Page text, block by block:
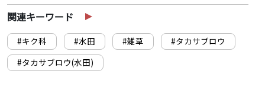
関連キーワード
#キク科 #水田 #雑草
#タカサブロウ
#タカサブロウ(水田)